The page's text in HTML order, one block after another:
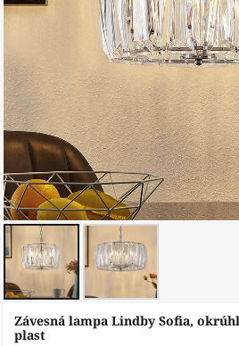
Preskočiť
na
Závesná lampa Lindby Sofia,
plast